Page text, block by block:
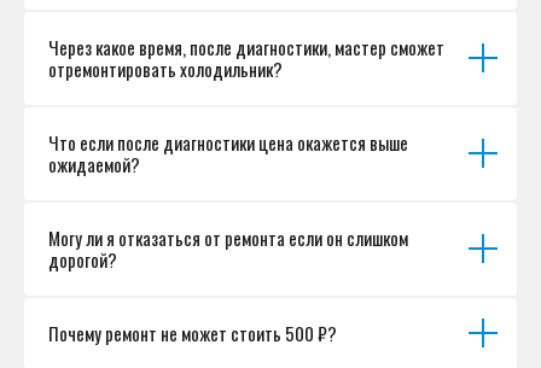
Через какое время, после диагностики, мастер сможет
отремонтировать холодильник?
Что если после диагностики цена окажется выше
ожидаемой?
Могу ли я отказаться от ремонта если он слишком
дорогой?
Почему ремонт не может стоить 500 ₽?